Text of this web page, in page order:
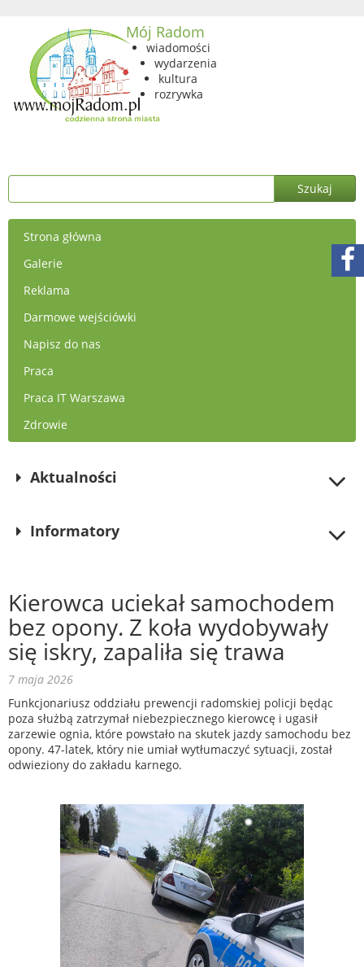
Mój Radom
wiadomości
wydarzenia
kultura
rozrywka
Strona główna
Galerie
Reklama
Darmowe wejściówki
Napisz do nas
Praca
Praca IT Warszawa
Zdrowie
Aktualności
Informatory
Kierowca uciekał samochodem
bez opony. Z koła wydobywały
się iskry, zapaliła się trawa
7 maja 2026
Funkcjonariusz oddziału prewencji radomskiej policji będąc
poza służbą zatrzymał niebezpiecznego kierowcę i ugasił
zarzewie ognia, które powstało na skutek jazdy samochodu bez
opony. 47-latek, który nie umiał wytłumaczyć sytuacji, został
odwieziony do zakładu karnego.